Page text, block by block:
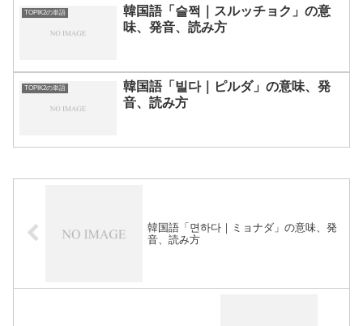
TOPIK2の単語
韓国語「슬쩍｜スルッチョク」の意
味、発音、読み方
TOPIK2の単語
韓国語「빌다｜ピルダ」の意味、発
音、読み方
韓国語「면하다｜ミョナダ」の意味、発
音、読み方